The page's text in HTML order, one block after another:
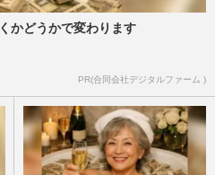
かどうかで変わります
PR(合同会社デジタルファーム )